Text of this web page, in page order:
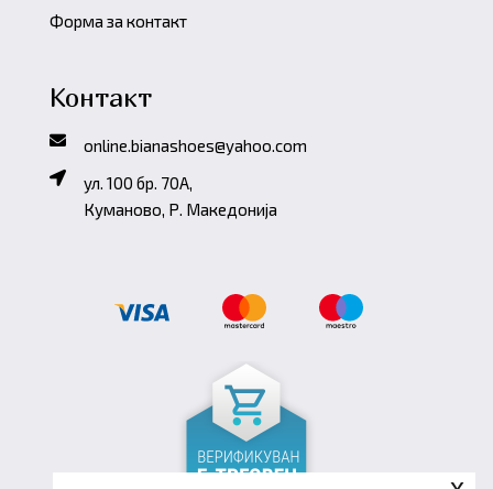
Форма за контакт
Контакт
online.bianashoes@yahoo.com
ул. 100 бр. 70A,
Куманово, Р. Македонија